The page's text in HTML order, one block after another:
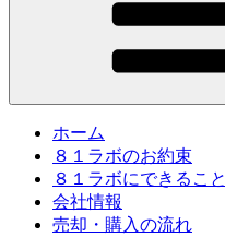
ホーム
８１ラボのお約束
８１ラボにできること
会社情報
売却・購入の流れ